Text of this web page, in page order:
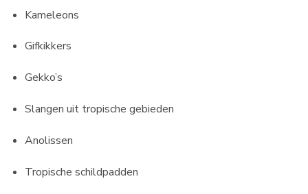
Kameleons
Gifkikkers
Gekko’s
Slangen uit tropische gebieden
Anolissen
Tropische schildpadden